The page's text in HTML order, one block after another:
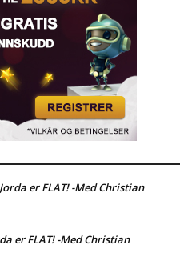
er FLAT! -Med Christian
er FLAT! -Med Christian